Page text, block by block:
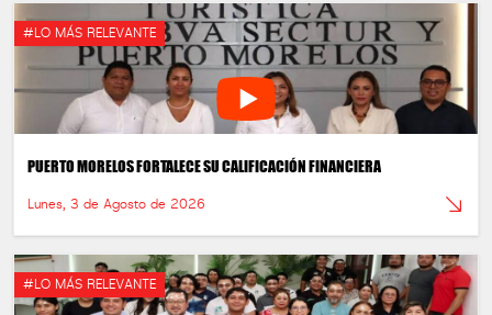
#LO MÁS RELEVANTE
PUERTO MORELOS FORTALECE SU CALIFICACIÓN FINANCIERA
Lunes, 3 de Agosto de 2026
#LO MÁS RELEVANTE